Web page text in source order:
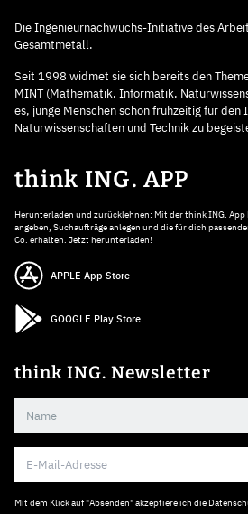
Die Ingenieurnachwuchs-Initiative des
Gesamtmetall.
Seit 1998 widmet sie sich bereits den
MINT (Mathematik, Informatik,
es, junge Menschen schon frühzeitig für den
Naturwissenschaften und Technik zu
think ING. APP
Herunterladen und zurücklehnen: Mit der think ING.
angeben, Suchaufträge anlegen und die für dich
Co. erhalten. Jetzt herunterladen!
APPLE App Store
GOOGLE Play Store
think ING. Newsletter
Mit dem Klick auf "Absenden" akzeptiere ich die